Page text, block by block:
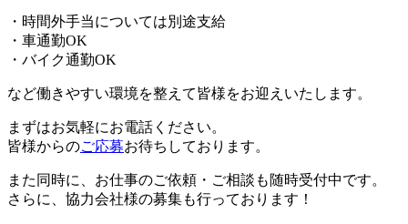
・時間外手当については別途支給
・車通勤OK
・バイク通勤OK
など働きやすい環境を整えて皆様をお迎えいたします。
まずはお気軽にお電話ください。
皆様からのご応募お待ちしております。
また同時に、お仕事のご依頼・ご相談も随時受付中です。
さらに、協力会社様の募集も行っております！